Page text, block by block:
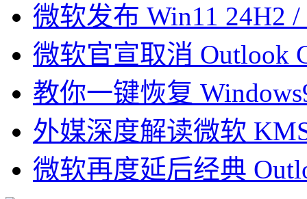
微软发布 Win11 24H2
微软官宣取消 Outlook
教你一键恢复
外媒深度解读微软
微软再度延后经典